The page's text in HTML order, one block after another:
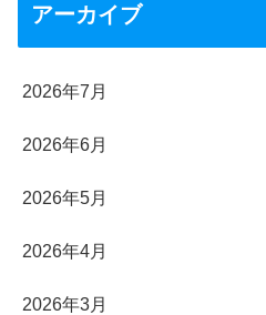
アーカイブ
2026年7月
2026年6月
2026年5月
2026年4月
2026年3月